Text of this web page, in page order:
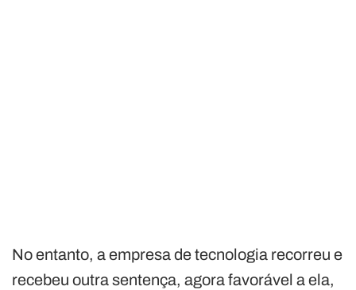
No entanto, a empresa de tecnologia recorreu e
recebeu outra sentença, agora favorável a ela,